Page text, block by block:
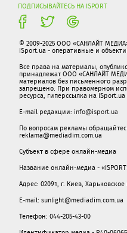
ПОДПИСЫВАЙТЕСЬ НА ISPORT
© 2009-2025 ООО «САНЛАЙТ
iSport.ua - оперативные и
Все права на материалы,
принадлежат ООО «САНЛАЙТ
материалов без письменного
запрещено. При правомерном
ресурса, гиперссылка на iSport.ua
E-mail редакции: info@isport.ua
По вопросам рекламы
reklama@mediadim.com.ua
Субъект в сфере онлайн-медиа
Название онлайн-медиа -
Адрес: 02091, г. Киев,
E-mail: sunlight@mediadim.com.ua
Телефон: 044-205-43-00